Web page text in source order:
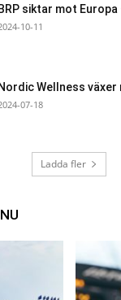
BRP siktar mot
10-11
Nordic Wellness
07-18
Ladda fler